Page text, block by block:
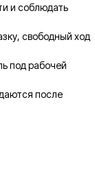
и соблюдать
свободный ход
под рабочей
после